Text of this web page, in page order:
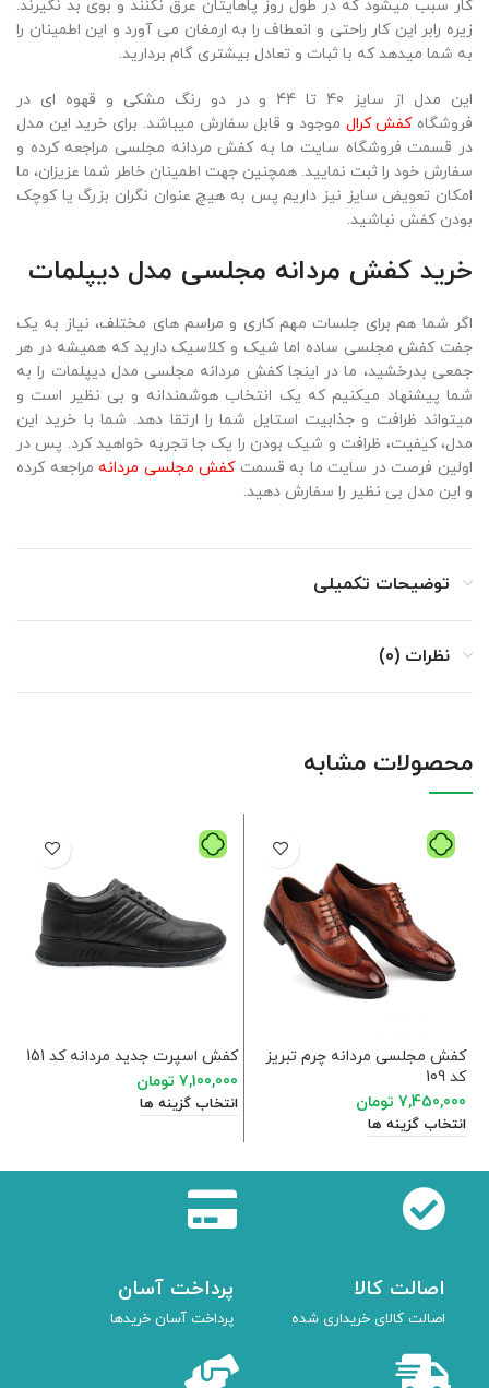
کار سبب میشود که در طول روز پاهایتان عرق نکنند و بوی بد نگیرند.
زیره رابر این کار راحتی و انعطاف را به ارمغان می آورد و این اطمینان را
به شما میدهد که با ثبات و تعادل بیشتری گام بردارید.
این مدل از سایز 40 تا 44 و در دو رنگ مشکی و قهوه ای در
فروشگاهکفش کرال موجود و قابل سفارش میباشد. برای خرید این مدل
در قسمت فروشگاه سایت ما به کفش مردانه مجلسی مراجعه کرده و
سفارش خود را ثبت نمایید. همچنین جهت اطمینان خاطر شما عزیزان، ما
امکان تعویض سایز نیز داریم پس به هیچ عنوان نگران بزرگ یا کوچک
بودن کفش نباشید.
خرید کفش مردانه مجلسی مدل دیپلمات
اگر شما هم برای جلسات مهم کاری و مراسم های مختلف، نیاز به یک
جفت کفش مجلسی ساده اما شیک و کلاسیک دارید که همیشه در هر
جمعی بدرخشید، ما در اینجا کفش مردانه مجلسی مدل دیپلمات را به
شما پیشنهاد میکنیم که یک انتخاب هوشمندانه و بی نظیر است و
میتواند ظرافت و جذابیت استایل شما را ارتقا دهد. شما با خرید این
مدل، کیفیت، ظرافت و شیک بودن را یک جا تجربه خواهید کرد. پس در
اولین فرصت در سایت ما به قسمتکفش مجلسی مردانه مراجعه کرده
و این مدل بی نظیر را سفارش دهید.
توضیحات تکمیلی
نظرات (0)
محصولات مشابه
کفش مجلسی مردانه چرم تبریز
کد 109
7,450,000 تومان
انتخاب گزینه ها
کفش اسپرت جدید مردانه کد 151
7,100,000 تومان
انتخاب گزینه ها
اصالت کالا
اصالت کالای خریداری شده
پرداخت آسان
پرداخت آسان خریدها